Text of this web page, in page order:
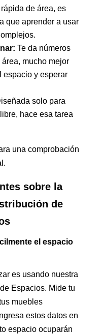
de área, es
que aprender a usar
Te da números
mucho mejor
espacio y esperar
solo para
hace esa tarea
una comprobación
sobre la
de
el espacio
es usando nuestra
Espacios. Mide tu
muebles
estos datos en
espacio ocuparán